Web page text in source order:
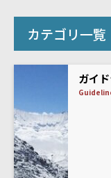
カテゴリ一覧
ガイ